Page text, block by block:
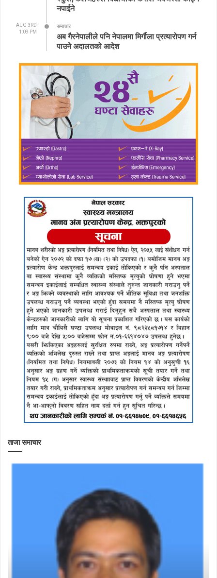
नपाईने
AUG 3RD
1:09 PM
समाचार
अब गैरनेपालीले पनि नेपालमा मिर्गौला प्रत्यारोपण गर्न
पाउने अदालतको आदेश
ताजा समाचार